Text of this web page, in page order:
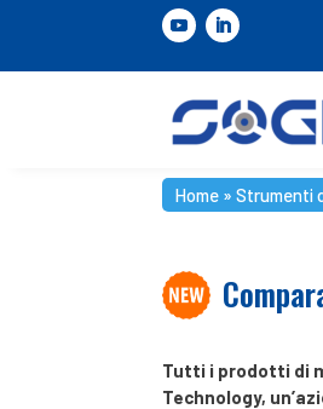
Home »Strumenti
Tutti i prodotti di
Technology,